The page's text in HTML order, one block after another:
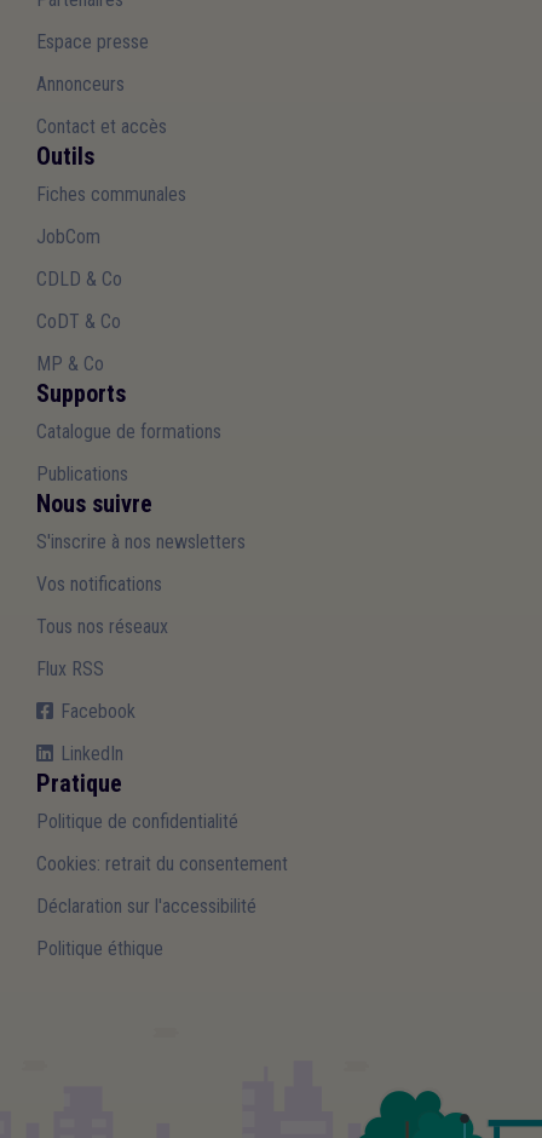
Espace presse
Annonceurs
Contact et accès
Outils
Fiches communales
JobCom
CDLD & Co
CoDT & Co
MP & Co
Supports
Catalogue de formations
Publications
Nous suivre
S'inscrire à nos newsletters
Vos notifications
Tous nos réseaux
Flux RSS
Facebook
LinkedIn
Pratique
Politique de confidentialité
Cookies: retrait du consentement
Déclaration sur l'accessibilité
Politique éthique